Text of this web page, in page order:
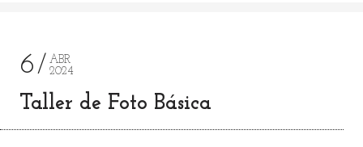
6
ABR
2024
Taller de Foto Básica